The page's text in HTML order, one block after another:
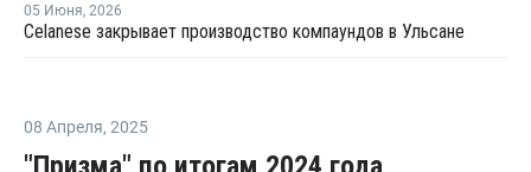
05 Июня, 2026
Celanese закрывает производство компаундов в Ульсане
08 Апреля, 2025